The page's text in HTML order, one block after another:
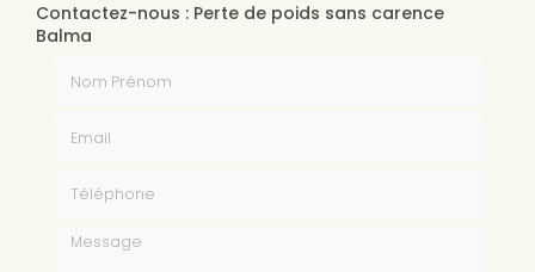
Contactez-nous : Perte de poids sans carence
Balma
Message